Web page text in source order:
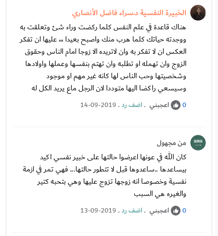
الخبيرة النفسية د.سراء فاضل الأنصاري
هناك قاعدة في علم النفس كلما ركضت وراء شئ وتعلقت به
ووجدته حياتك كلما هرب منك واصبح بعيدا ،،، عليها ان تفكر
العكس ان لا تفكر به وان لاتريده الا زوجا امام الناس وحقوق
الزوج وان تهمله او تطلبه وان تهتم بنفسها وعملها واولادها
وشخصيتها وحب الناس لها كانه غير مهم او موجود
وسيسعي راكضا اليها متوددا لان الرجل ماع يريد الكل له
0 اعجبني .اضف رد.
14-09-2019
من مجهول
كان الله في عونها اعرضوا حالتها على خبير نفسي اكيد
بيساعدها ..ساعدوها قبل لا تتطور حالتها... فهي تمر في ازمة
نفسية وخصوصا انه زوجها تزوج عليها وهي بتحبه كتير
والغيره هي السبب
0 اعجبني .اضف رد.
13-09-2019